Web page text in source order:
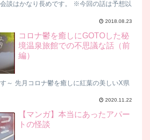
談はかなり長めです。 ※今回の話は予想以
2018.08.23
コロナ鬱を癒しにGOTOした秘
境温泉旅館での不思議な話（前
編）
～ 先月コロナ鬱を癒しに紅葉の美しいX県
2020.11.22
【マンガ】本当にあったアパー
トの怪談